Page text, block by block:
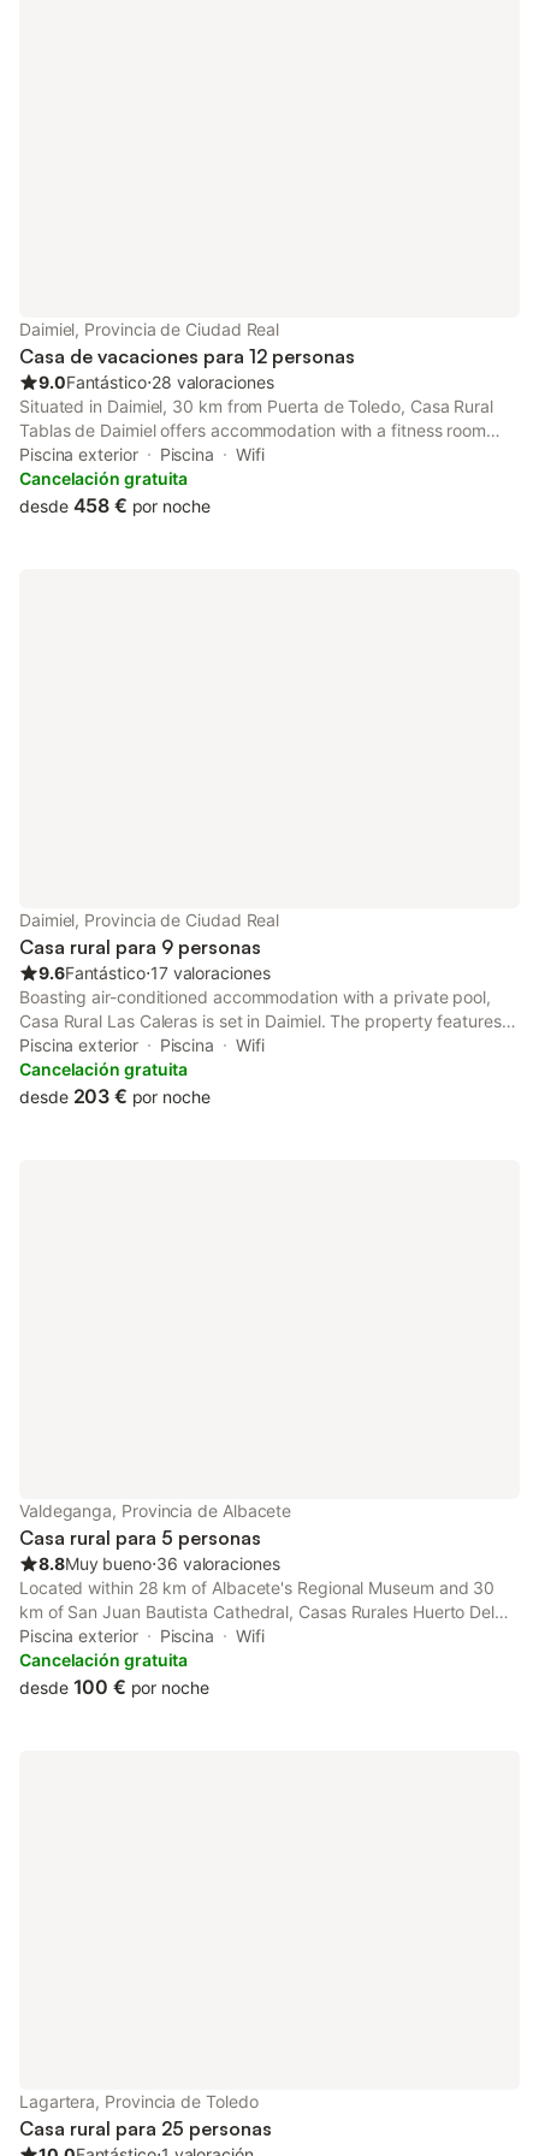
Daimiel, Provincia de Ciudad Real
Casa de vacaciones para 12 personas
9.0Fantástico⋅28 valoraciones
Situated in Daimiel, 30 km from Puerta de Toledo, Casa Rural
Tablas de Daimiel offers accommodation with a fitness room
and a solarium. This holiday home has a private pool and a
garden.
Piscina exterior Piscina
Wifi
Cancelación gratuita
desde 458 € por noche
Daimiel, Provincia de Ciudad Real
Casa rural para 9 personas
9.6Fantástico⋅17 valoraciones
Boasting air-conditioned accommodation with a private pool,
Casa Rural Las Caleras is set in Daimiel. The property features
pool and garden views, and is 37 km from Puerta de Toledo.
Piscina exterior Piscina
Wifi
Cancelación gratuita
desde 203 € por noche
Valdeganga, Provincia de Albacete
Casa rural para 5 personas
8.8Muy bueno⋅36 valoraciones
Located within 28 km of Albacete's Regional Museum and 30
km of San Juan Bautista Cathedral, Casas Rurales Huerto Del
Abuelito provides rooms with air conditioning and a private
bathroom in Valdeganga.
Piscina exterior Piscina
Wifi
Cancelación gratuita
desde 100 € por noche
Lagartera, Provincia de Toledo
Casa rural para 25 personas